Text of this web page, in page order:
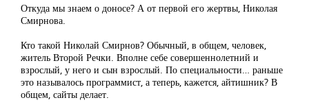
Откуда мы знаем о доносе? А от первой его жертвы, Николая
Смирнова.
Кто такой Николай Смирнов? Обычный, в общем, человек,
житель Второй Речки. Вполне себе совершеннолетний и
взрослый, у него и сын взрослый. По специальности… раньше
это называлось программист, а теперь, кажется, айтишник? В
общем, сайты делает.